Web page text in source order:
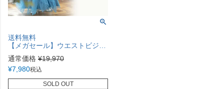
送料無料
【メガセール】ウエストビジューのゴージャスフリルロングドレスTAK
通常価格 ¥19,970
¥7,980税込
SOLD OUT